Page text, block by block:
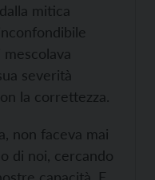
mitica
severità
la correttezza.
non faceva mai
di noi, cercando
capacità. E